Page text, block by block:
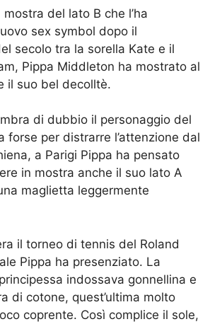
del lato B che l’ha
sex symbol dopo il
secolo tra la sorella Kate e il
Pippa Middleton ha mostrato al
il suo bel decolltè.
di dubbio il personaggio del
forse per distrarre l’attenzione dal
a Parigi Pippa ha pensato
in mostra anche il suo lato A
maglietta leggermente
il torneo di tennis del Roland
Pippa ha presenziato. La
indossava gonnellina e
di cotone, quest’ultima molto
coprente. Così complice il sole,